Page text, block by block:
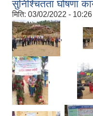
सुनिश्चितता घोषणा
मिति: 03/02/2022 - 10:26
,
,